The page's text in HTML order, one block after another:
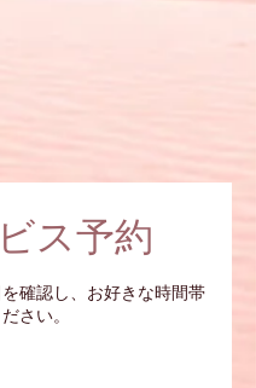
ス予約
確認し、お好きな時間帯
さい。